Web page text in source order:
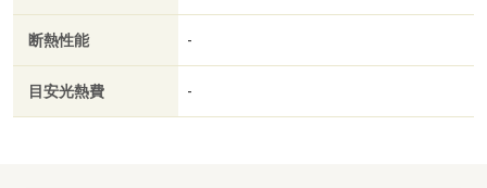
断熱性能 -
目安光熱費 -